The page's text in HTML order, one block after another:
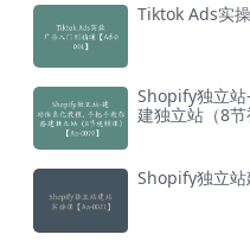
Tiktok Ads实
Shopify独立站
建独立站（8节
Shopify独立站